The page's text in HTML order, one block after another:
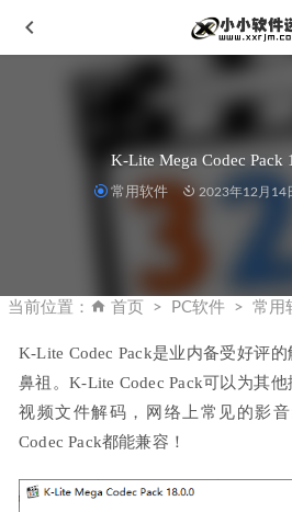
K-Lite Mega Codec Pack
常用软件 2023年12月14
当前位置： 首页 PC软件 常用
K-Lite Codec Pack是业内备受好评
鼻祖。K-Lite Codec Pack可以为其
视频文件解码，网络上常见的影
Codec Pack都能兼容！
PR2026语音转字幕转换工具-
2026 v2.1.6 中文破解版 2026-01-25
大工具 2023-06-02
Vray2.5 For 3dmax2015-2016破解
2020-02-03
win10系统下安装CAD2008破解版详
ProShow Producer v9.0.3797 中文
2023-03-23